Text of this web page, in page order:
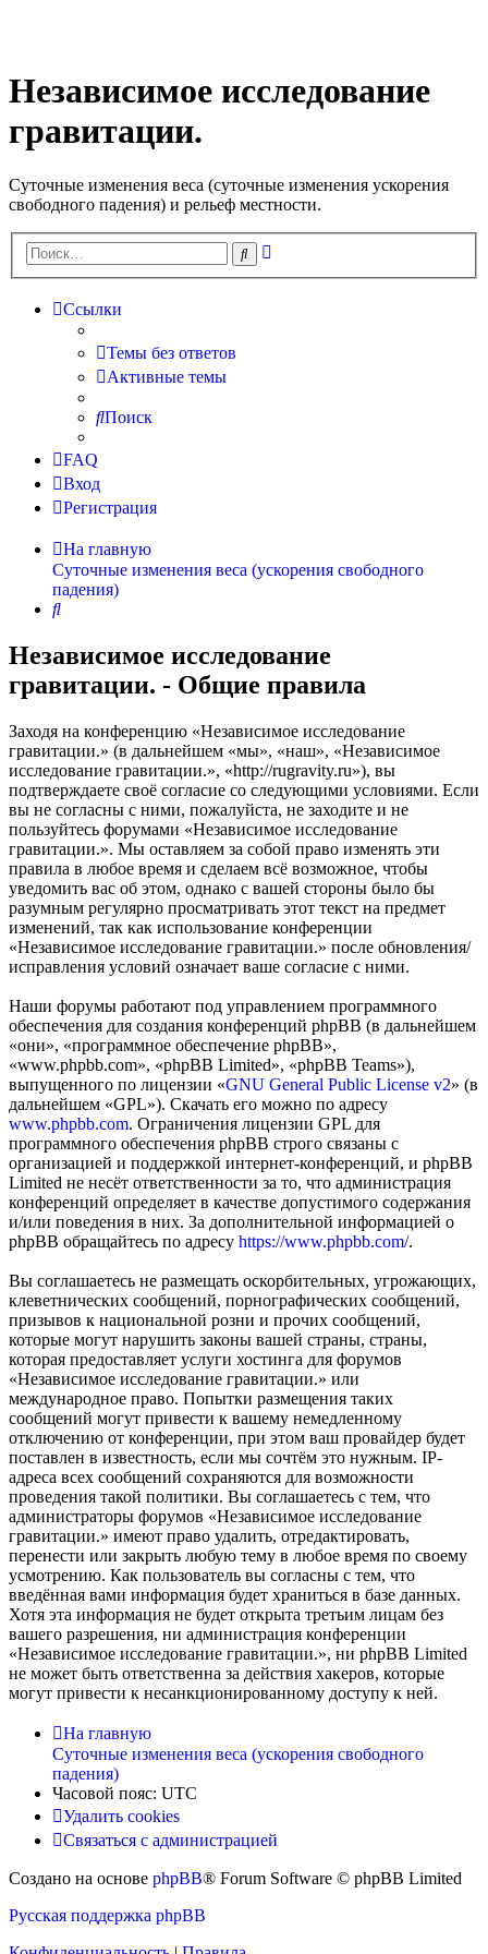
Независимое исследование
гравитации.
Cуточные изменения веса (суточные изменения ускорения
свободного падения) и рельеф местности.
Поиск
Ссылки
Темы без ответов
Активные темы
Поиск
FAQ
Вход
Регистрация
На главную
Суточные изменения веса (ускорения свободного
падения)
Поиск
Независимое исследование
гравитации. - Общие правила
Заходя на конференцию «Независимое исследование
гравитации.» (в дальнейшем «мы», «наш», «Независимое
исследование гравитации.», «http://rugravity.ru»), вы
подтверждаете своё согласие со следующими условиями. Если
вы не согласны с ними, пожалуйста, не заходите и не
пользуйтесь форумами «Независимое исследование
гравитации.». Мы оставляем за собой право изменять эти
правила в любое время и сделаем всё возможное, чтобы
уведомить вас об этом, однако с вашей стороны было бы
разумным регулярно просматривать этот текст на предмет
изменений, так как использование конференции
«Независимое исследование гравитации.» после обновления/
исправления условий означает ваше согласие с ними.
Наши форумы работают под управлением программного
обеспечения для создания конференций phpBB (в дальнейшем
«они», «программное обеспечение phpBB»,
«www.phpbb.com», «phpBB Limited», «phpBB Teams»),
выпущенного по лицензии «GNU General Public License v2» (в
дальнейшем «GPL»). Скачать его можно по адресу
www.phpbb.com. Ограничения лицензии GPL для
программного обеспечения phpBB строго связаны с
организацией и поддержкой интернет-конференций, и phpBB
Limited не несёт ответственности за то, что администрация
конференций определяет в качестве допустимого содержания
и/или поведения в них. За дополнительной информацией о
phpBB обращайтесь по адресу https://www.phpbb.com/.
Вы соглашаетесь не размещать оскорбительных, угрожающих,
клеветнических сообщений, порнографических сообщений,
призывов к национальной розни и прочих сообщений,
которые могут нарушить законы вашей страны, страны,
которая предоставляет услуги хостинга для форумов
«Независимое исследование гравитации.» или
международное право. Попытки размещения таких
сообщений могут привести к вашему немедленному
отключению от конференции, при этом ваш провайдер будет
поставлен в известность, если мы сочтём это нужным. IP-
адреса всех сообщений сохраняются для возможности
проведения такой политики. Вы соглашаетесь с тем, что
администраторы форумов «Независимое исследование
гравитации.» имеют право удалить, отредактировать,
перенести или закрыть любую тему в любое время по своему
усмотрению. Как пользователь вы согласны с тем, что
введённая вами информация будет храниться в базе данных.
Хотя эта информация не будет открыта третьим лицам без
вашего разрешения, ни администрация конференции
«Независимое исследование гравитации.», ни phpBB Limited
не может быть ответственна за действия хакеров, которые
могут привести к несанкционированному доступу к ней.
На главную
Суточные изменения веса (ускорения свободного
падения)
Часовой пояс: UTC
Удалить cookies
Связаться с администрацией
Создано на основе phpBB® Forum Software © phpBB Limited
Русская поддержка phpBB